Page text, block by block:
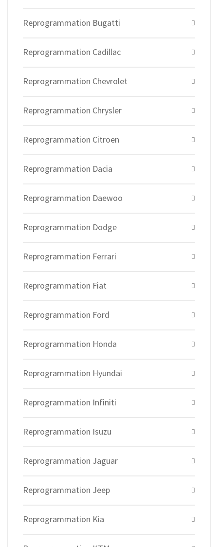
Reprogrammation Bugatti
Reprogrammation Cadillac
Reprogrammation Chevrolet
Reprogrammation Chrysler
Reprogrammation Citroen
Reprogrammation Dacia
Reprogrammation Daewoo
Reprogrammation Dodge
Reprogrammation Ferrari
Reprogrammation Fiat
Reprogrammation Ford
Reprogrammation Honda
Reprogrammation Hyundai
Reprogrammation Infiniti
Reprogrammation Isuzu
Reprogrammation Jaguar
Reprogrammation Jeep
Reprogrammation Kia